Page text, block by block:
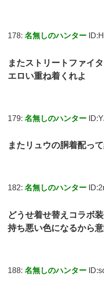
178: 名無しのハンター
またストリートファイ
エロい重ね着くれよ
179: 名無しのハンター
またリュウの胴着配っ
182: 名無しのハンター
どうせ着せ替えコラボ
持ち悪い色になるから
188: 名無しのハンター